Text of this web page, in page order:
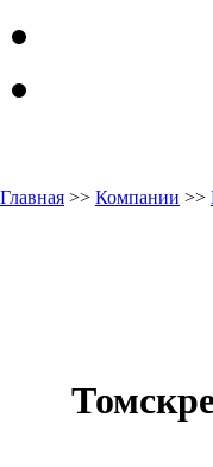
Главная >> Компании >>